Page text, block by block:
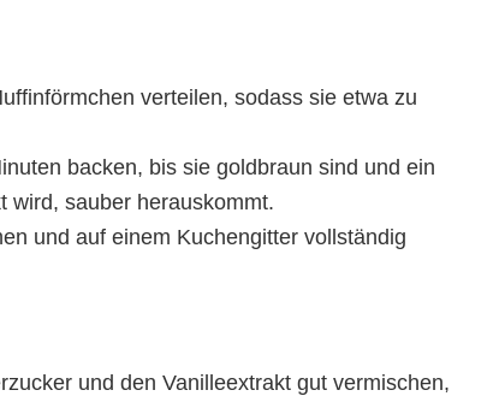
verteilen, sodass sie etwa zu
backen, bis sie goldbraun sind und ein
wird, sauber herauskommt.
und auf einem Kuchengitter vollständig
und den Vanilleextrakt gut vermischen,